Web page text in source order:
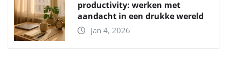
productivity: werken met
aandacht in een drukke wereld
jan 4, 2026